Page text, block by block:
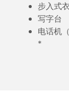
步入式
写字台
电话机
*